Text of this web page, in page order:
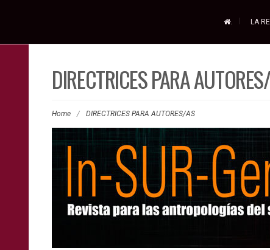
. LA
DIRECTRICES PARA
Home / DIRECTRICES PARA AUTORES/AS